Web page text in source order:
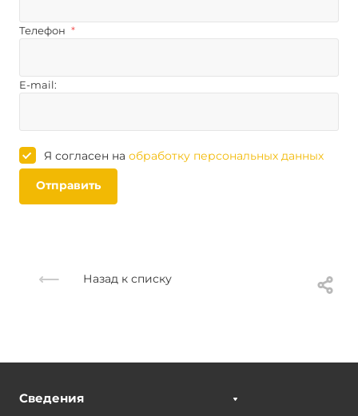
Телефон *
E-mail:
Я согласен на обработку персональных данных
Отправить
Назад к списку
Сведения